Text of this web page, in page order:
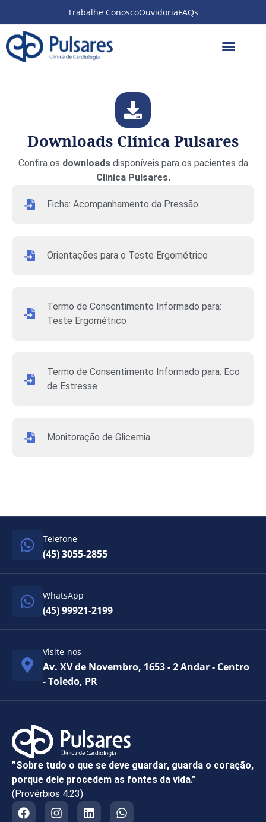
Trabalhe ConoscoOuvidoriaFAQs
Downloads Clínica Pulsares
Confira os downloads disponíveis para os pacientes da
Clínica Pulsares.
Ficha: Acompanhamento da Pressão
Orientações para o Teste Ergométrico
Termo de Consentimento Informado para:
Teste Ergométrico
Termo de Consentimento Informado para: Eco
de Estresse
Monitoração de Glicemia
Telefone
(45) 3055-2855
WhatsApp
(45) 99921-2199
Visite-nos
Av. XV de Novembro, 1653 - 2 Andar - Centro
- Toledo, PR
”Sobre tudo o que se deve guardar, guarda o coração,
porque dele procedem as fontes da vida.”
(Provérbios 4:23)